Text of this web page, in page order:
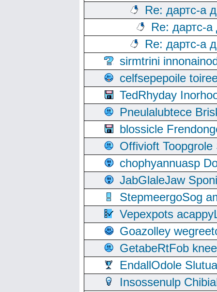
Re: дартс-а
Re: дартс-
Re: дартс-а
sirmtrini
celfsepepoile
TedRhyday
Pneulalubtece
blossicle
Offivioft
chophyannuasp
JabGlaleJaw
StepmeergoSog
Vepexpots
Goazolley
GetabeRtFob
EndallOdole
Insossenulp